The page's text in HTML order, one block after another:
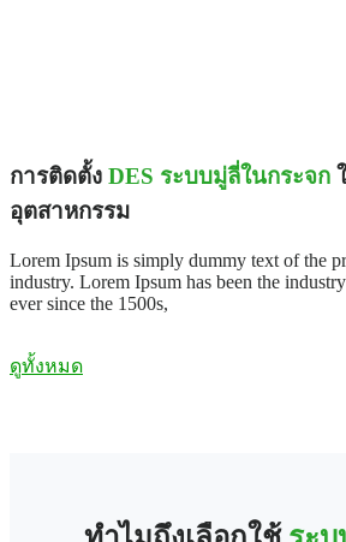
การติดตั้ง DES ระบบมู่ลี่ในกระจก
อุตสาหกรรม
Lorem Ipsum is simply dummy text of the
industry. Lorem Ipsum has been the
ever since the 1500s,
ดูทั้งหมด